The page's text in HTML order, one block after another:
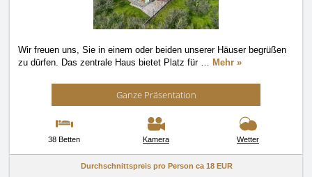
Wir freuen uns, Sie in einem oder beiden unserer Häuser begrüßen
zu dürfen. Das zentrale Haus bietet Platz für … Mehr »
Ganze Präsentation
38 Betten Kamera Wetter
Durchschnittspreis pro Person ca 18 EUR